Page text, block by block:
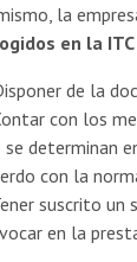
la
en la
de la
con los
se determinan
con la
suscrito un
en la